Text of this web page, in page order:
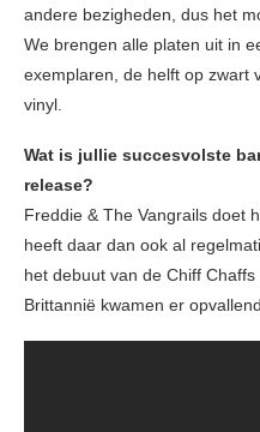
andere bezigheden, dus het
We brengen alle platen uit in
exemplaren, de helft op zwart
vinyl.
Wat is jullie succesvolste
release?
Freddie & The Vangrails doet
heeft daar dan ook al
het debuut van de Chiff
Brittannië kwamen er